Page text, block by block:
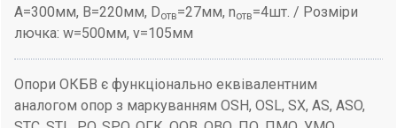
A=300мм, B=220мм, Dотв=27мм, nотв=4шт. / Розміри
лючка: w=500мм, v=105мм
Опори ОКБВ є функціонально еквівалентним
аналогом опор з маркуванням OSH, OSL, SX, AS, ASO,